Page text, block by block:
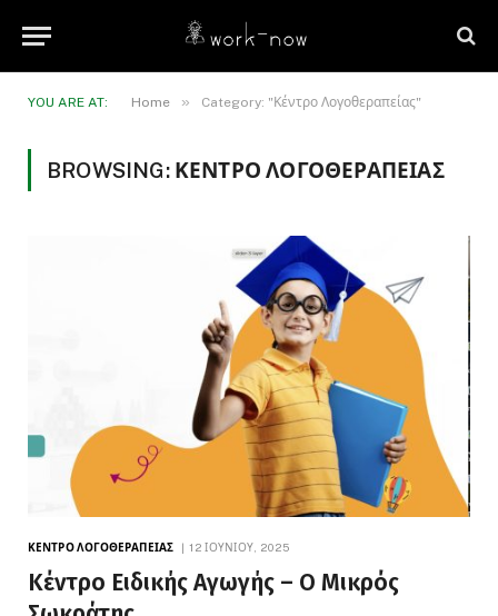
YOU ARE AT: Home » Category: "Κέντρο Λογοθεραπείας"
BROWSING: ΚΈΝΤΡΟ ΛΟΓΟΘΕΡΑΠΕΊΑΣ
ΚΈΝΤΡΟ ΛΟΓΟΘΕΡΑΠΕΊΑΣ 12 ΙΟΥΝΊΟΥ, 2025
Κέντρο Ειδικής Αγωγής – Ο Μικρός